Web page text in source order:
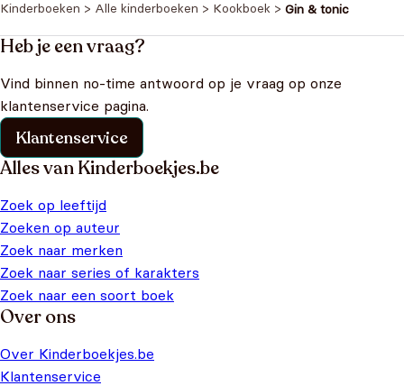
Kinderboeken > Alle kinderboeken > Kookboek > Gin & tonic
Heb je een vraag?
Vind binnen no-time antwoord op je vraag op onze
klantenservice pagina.
Klantenservice
Alles van Kinderboekjes.be
Zoek op leeftijd
Zoeken op auteur
Zoek naar merken
Zoek naar series of karakters
Zoek naar een soort boek
Over ons
Over Kinderboekjes.be
Klantenservice